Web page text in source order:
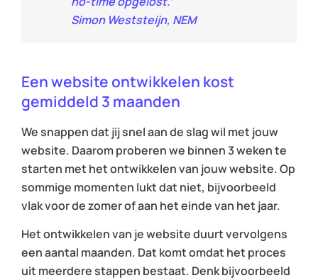
Simon Weststeijn, NEM
Een website ontwikkelen kost
gemiddeld 3 maanden
We snappen dat jij snel aan de slag wil met jouw
website. Daarom proberen we binnen 3 weken te
starten met het ontwikkelen van jouw website. Op
sommige momenten lukt dat niet, bijvoorbeeld
vlak voor de zomer of aan het einde van het jaar.
Het ontwikkelen van je website duurt vervolgens
een aantal maanden. Dat komt omdat het proces
uit meerdere stappen bestaat. Denk bijvoorbeeld